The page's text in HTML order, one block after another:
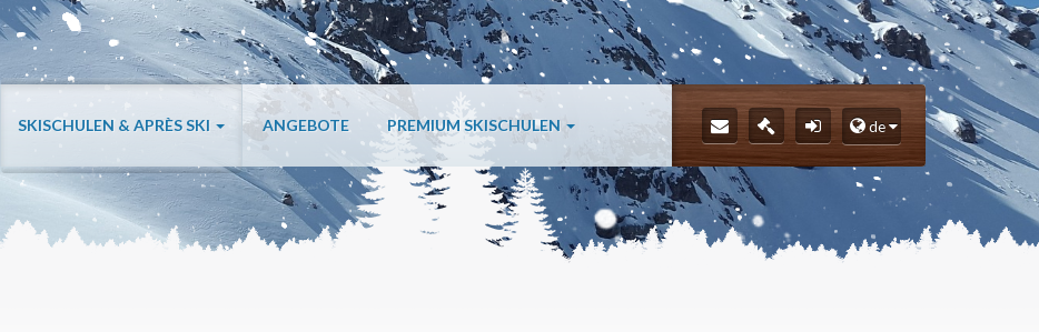
SKISCHULEN & APRÈS SKI ANGEBOTE PREMIUM SKISCHULEN de